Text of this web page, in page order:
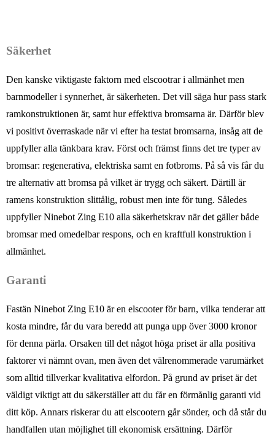
Säkerhet
Den kanske viktigaste faktorn med elscootrar i allmänhet men
barnmodeller i synnerhet, är säkerheten. Det vill säga hur pass stark
ramkonstruktionen är, samt hur effektiva bromsarna är. Därför blev
vi positivt överraskade när vi efter ha testat bromsarna, insåg att de
uppfyller alla tänkbara krav. Först och främst finns det tre typer av
bromsar: regenerativa, elektriska samt en fotbroms. På så vis får du
tre alternativ att bromsa på vilket är trygg och säkert. Därtill är
ramens konstruktion slittålig, robust men inte för tung. Således
uppfyller Ninebot Zing E10 alla säkerhetskrav när det gäller både
bromsar med omedelbar respons, och en kraftfull konstruktion i
allmänhet.
Garanti
Fastän Ninebot Zing E10 är en elscooter för barn, vilka tenderar att
kosta mindre, får du vara beredd att punga upp över 3000 kronor
för denna pärla. Orsaken till det något höga priset är alla positiva
faktorer vi nämnt ovan, men även det välrenommerade varumärket
som alltid tillverkar kvalitativa elfordon. På grund av priset är det
väldigt viktigt att du säkerställer att du får en förmånlig garanti vid
ditt köp. Annars riskerar du att elscootern går sönder, och då står du
handfallen utan möjlighet till ekonomisk ersättning. Därför